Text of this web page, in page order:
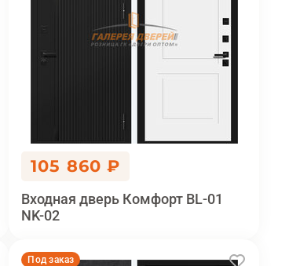
105 860 ₽
Входная дверь Комфорт BL-01
NK-02
Под заказ